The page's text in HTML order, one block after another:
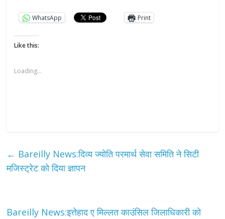
WhatsApp Print
Like this:
Loading...
← Bareilly News:दिव्य ज्योति परमार्थ सेवा समिति ने सिटी
मजिस्ट्रेट को दिया ज्ञापन
Bareilly News:इत्तेहाद ए मिल्लत काउंसिल जिलाधिकारी को